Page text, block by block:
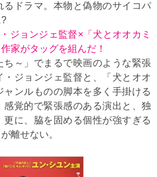
るドラマ。本物と偽物のサイコパ
ジョンジェ監督×「犬とオオカミ
家がタッグを組んだ！
ち～」でまるで映画のような緊張
ジョンジェ監督と、「犬とオオ
ャンルものの脚本を多く手掛ける
感覚的で緊張感のある演出と、独
に、脇を固める個性が強すぎる
離せない。